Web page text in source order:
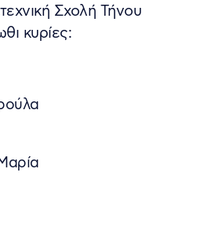
Σχολή Τήνου
κυρίες: